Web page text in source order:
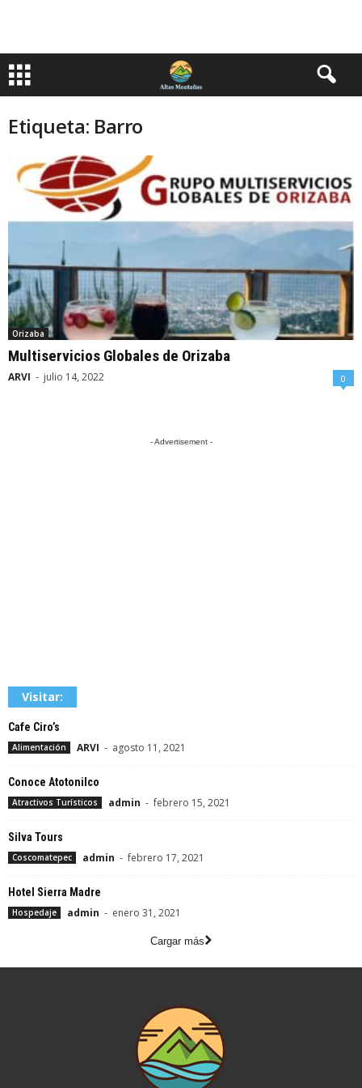
Etiqueta: Barro
Orizaba
Multiservicios Globales de Orizaba
ARVI - julio 14, 2022 0
- Advertisement -
Visitar:
Cafe Ciro’s
Alimentación ARVI - agosto 11, 2021
Conoce Atotonilco
Atractivos Turísticos admin - febrero 15, 2021
Silva Tours
Coscomatepec admin - febrero 17, 2021
Hotel Sierra Madre
Hospedaje admin - enero 31, 2021
Cargar más